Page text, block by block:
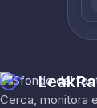
Cerca, monitora